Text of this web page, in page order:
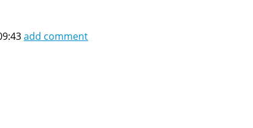
add comment